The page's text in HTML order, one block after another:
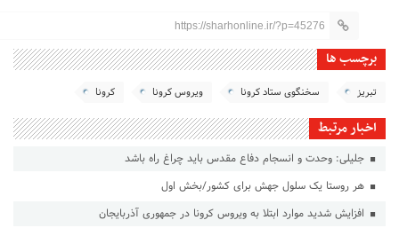
https://sharhonline.ir/?p=45276
برچسب ها
تبریز سخنگوی ستاد کرونا ویروس کرونا کرونا
اخبار مرتبط
جلیلی: وحدت و انسجام دفاع مقدس باید چراغ راه باشد
هر روستا یک سلول جهش برای کشور/بخش اول
افزایش شدید موارد ابتلا به ویروس کرونا در جمهوری آذربایجان